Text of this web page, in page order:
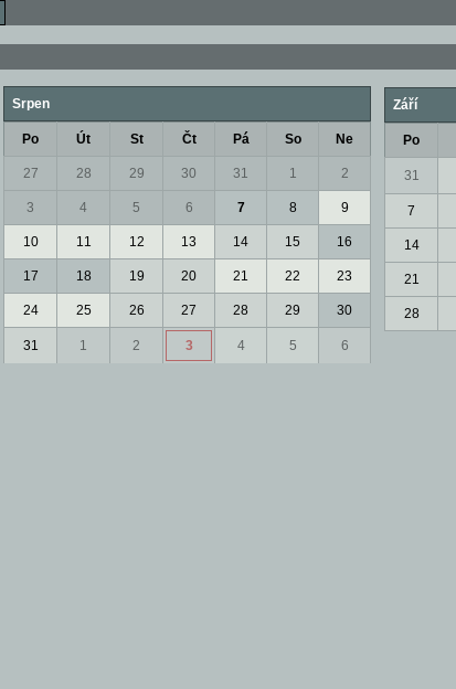
Srpen
Po Út St Čt Pá So Ne
27 28 29 30 31 1 2
3 4 5 6 7 8 9
10 11 12 13 14 15 16
17 18 19 20 21 22 23
24 25 26 27 28 29 30
31 1 2 3 4 5 6
Září
Po
31
7
14
21
28